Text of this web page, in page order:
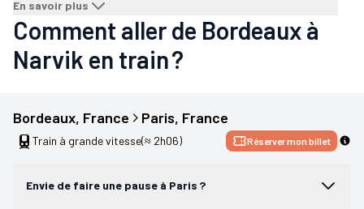
En savoir plus
Comment aller de Bordeaux à
Narvik en train ?
Bordeaux, France Paris, France
Train à grande vitesse(≈ 2h06) Réserver mon billet
Envie de faire une pause à Paris ?